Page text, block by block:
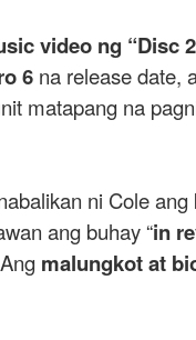
video ng “Disc
6 na release date,
matapang na
ni Cole
ang buhay “in
malungkot at